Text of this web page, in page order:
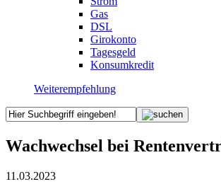
Gas
DSL
Girokonto
Tagesgeld
Konsumkredit
Weiterempfehlung
Wachwechsel bei
11.03.2023